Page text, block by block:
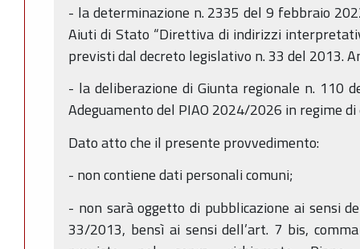
- la determinazione n. 2335 del 9 febbraio
Aiuti di Stato “Direttiva di indirizzi
previsti dal decreto legislativo n. 33 del 2013.
- la deliberazione di Giunta regionale n. 110
Adeguamento del PIAO 2024/2026 in regime
Dato atto che il presente provvedimento:
- non contiene dati personali comuni;
- non sarà oggetto di pubblicazione ai sensi
33/2013, bensì ai sensi dell’art. 7 bis,